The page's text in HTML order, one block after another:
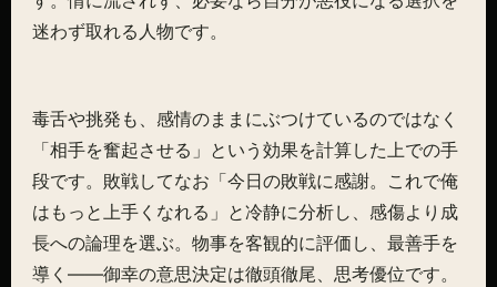
迷わず取れる人物です。
毒舌や挑発も、感情のままにぶつけているのではなく
「相手を奮起させる」という効果を計算した上での手
段です。敗戦してなお「今日の敗戦に感謝。これで俺
はもっと上手くなれる」と冷静に分析し、感傷より成
長への論理を選ぶ。物事を客観的に評価し、最善手を
導く——御幸の意思決定は徹頭徹尾、思考優位です。